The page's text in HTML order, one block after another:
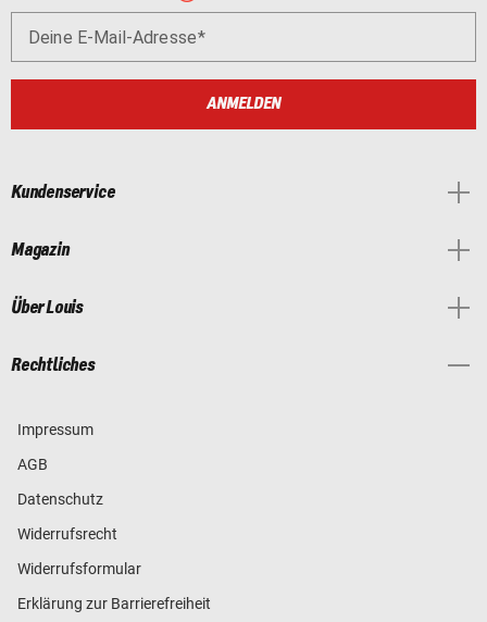
Deine E-Mail-Adresse
ANMELDEN
Kundenservice
Magazin
Über Louis
Rechtliches
Impressum
AGB
Datenschutz
Widerrufsrecht
Widerrufsformular
Erklärung zur Barrierefreiheit